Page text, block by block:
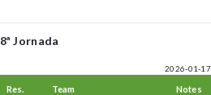
8ª Jornada
2026-01-17
Res. Team Notes